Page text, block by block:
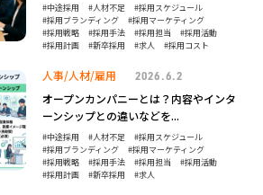
中途採用 人材不足
採用スケジュール
採用ブランディング
採用マーケティング
採用戦略
採用手法 採用担当
採用活動
採用計画
新卒採用 求人 採用コスト
人事/人材/雇用 2026.6.2
オープンカンパニーとは？内容やインタ
ーンシップとの違いなどを...
中途採用 人材不足
採用スケジュール
採用ブランディング
採用マーケティング
採用戦略
採用手法 採用担当
採用活動
採用計画
新卒採用 求人